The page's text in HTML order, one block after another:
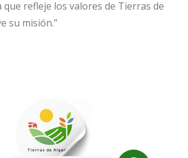
refleje los valores de Tierras de
su misión.”